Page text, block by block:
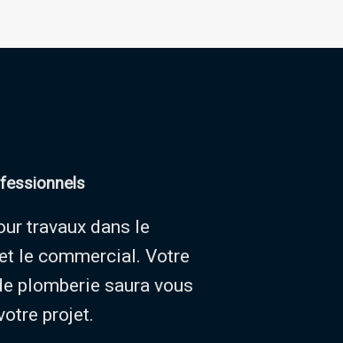
travaux dans le
le commercial. Votre
plomberie saura vous
projet.